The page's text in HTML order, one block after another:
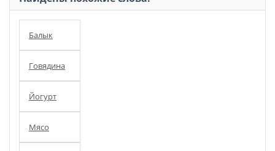
Балык
Говядина
Йогурт
Мясо